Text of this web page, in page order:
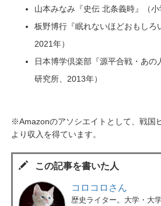
山本みなみ『史伝 北条義時』（小
板野博行『眠れないほどおもしろ
2021年）
日本博学倶楽部『源平合戦・あの
研究所、2013年）
※Amazonのアソシエイトとして、戦国
より収入を得ています。
この記事を書いた人
コロコロさん
歴史ライター。大学・大